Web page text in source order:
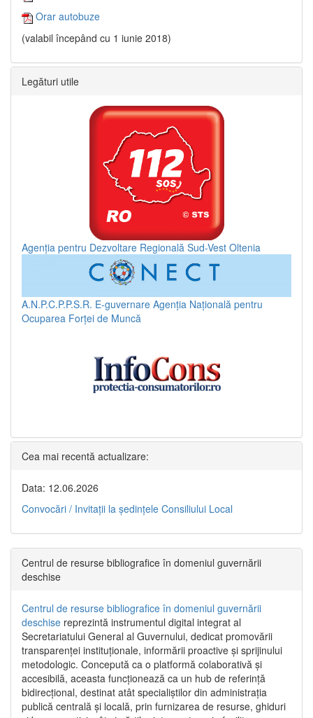
Orar autobuze
(valabil începând cu 1 iunie 2018)
Legături utile
Agenția pentru Dezvoltare Regională Sud-Vest Oltenia
A.N.P.C.P.P.S.R. E-guvernare Agenția Națională pentru
Ocuparea Forței de Muncă
Cea mai recentă actualizare:
Data: 12.06.2026
Convocări / Invitaţii la şedinţele Consiliului Local
Centrul de resurse bibliografice în domeniul guvernării
deschise
Centrul de resurse bibliografice în domeniul guvernării
deschise reprezintă instrumentul digital integrat al
Secretariatului General al Guvernului, dedicat promovării
transparenței instituționale, informării proactive și sprijinului
metodologic. Concepută ca o platformă colaborativă și
accesibilă, aceasta funcționează ca un hub de referință
bidirecțional, destinat atât specialiștilor din administrația
publică centrală și locală, prin furnizarea de resurse, ghiduri